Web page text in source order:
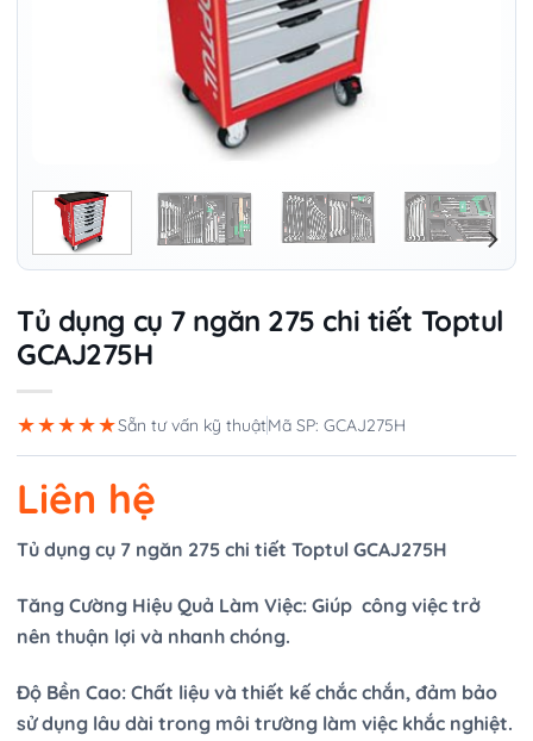
Tủ dụng cụ 7 ngăn 275 chi tiết Toptul
GCAJ275H
★★★★★Sẵn tư vấn kỹ thuậtMã SP: GCAJ275H
Liên hệ
Tủ dụng cụ 7 ngăn 275 chi tiết Toptul GCAJ275H
Tăng Cường Hiệu Quả Làm Việc: Giúp công việc trở
nên thuận lợi và nhanh chóng.
Độ Bền Cao: Chất liệu và thiết kế chắc chắn, đảm bảo
sử dụng lâu dài trong môi trường làm việc khắc nghiệt.